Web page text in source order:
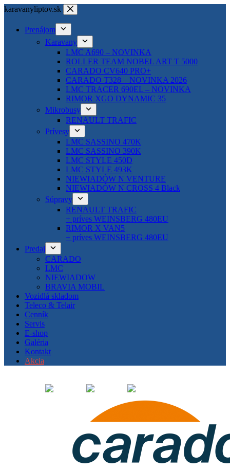
Skip
content
karavanyliptov.sk
Prenájom
Karavany
LMC A690 – NOVINKA
ROLLER TEAM NOBEL ART T 5000
CARADO CV640 PRO+
CARADO T328 – NOVINKA 2026
LMC TRACER 690EL – NOVINKA
RIMOR XGO DYNAMIC 35
Mikrobusy
RENAULT TRAFIC
Prívesy
LMC SASSINO 470K
LMC SASSINO 390K
LMC STYLE 450D
LMC STYLE 493K
NIEWIADÓW N VENTURE
NIEWIADÓW N CROSS 4 Black
Súpravy
RENAULT TRAFIC
+ príves WEINSBERG 480EU
RIMOR X VAN5
+ príves WEINSBERG 480EU
Predaj
CARADO
LMC
NIEWIADOW
BRAVIA MOBIL
Vozidlá skladom
Teleco & Telair
Cenník
Servis
E-shop
Galéria
Kontakt
Akcia